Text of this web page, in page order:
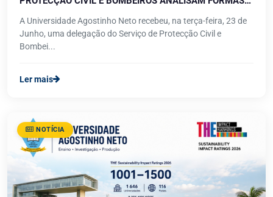
CRISES
A Universidade Agostinho Neto recebeu, na terça-feira, 23 de
Junho, uma delegação do Serviço de Protecção Civil e
Bombei...
Ler mais
NOTÍCIA